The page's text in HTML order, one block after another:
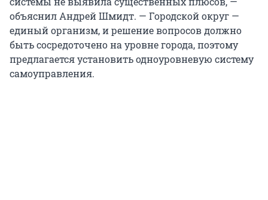
объяснил Андрей Шмидт. — Городской округ —
единый организм, и решение вопросов должно
быть сосредоточено на уровне города, поэтому
предлагается установить одноуровневую систему
самоуправления.